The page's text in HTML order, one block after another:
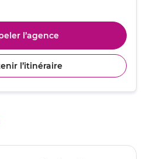
l’agence
Afficher
le
numéro
de
du
l’itinéraire
jusqu'au
de